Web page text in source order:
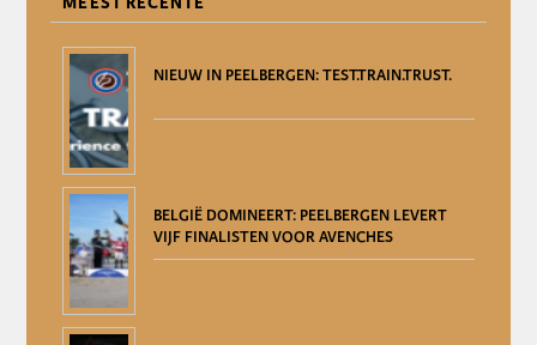
NIEUW IN PEELBERGEN: TEST.TRAIN.TRUST.
BELGIË DOMINEERT: PEELBERGEN LEVERT
VIJF FINALISTEN VOOR AVENCHES